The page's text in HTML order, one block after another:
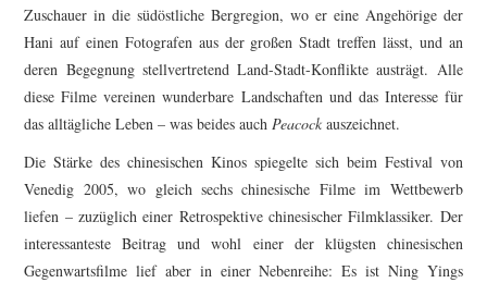
Zuschauer in die südöstliche Bergregion, wo er eine Angehörige der
Hani auf einen Fotografen aus der großen Stadt treffen lässt, und an
deren Begegnung stellvertretend Land-Stadt-Konflikte austrägt. Alle
diese Filme vereinen wunderbare Landschaften und das Interesse für
das alltägliche Leben – was beides auchPeacock auszeichnet.
Die Stärke des chinesischen Kinos spiegelte sich beim Festival von
Venedig 2005, wo gleich sechs chinesische Filme im Wettbewerb
liefen – zuzüglich einer Retrospektive chinesischer Filmklassiker. Der
interessanteste Beitrag und wohl einer der klügsten chinesischen
Gegenwartsfilme lief aber in einer Nebenreihe: Es ist Ning Yings